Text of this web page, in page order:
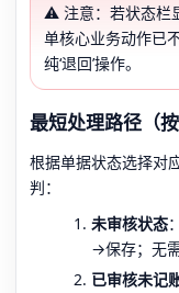
⚠️ 注意：若状态栏
单核心业务动作已
纯‘退回’操作。
最短处理路径（
根据单据状态选择对
判：
未审核状态
→保存；无
已审核未记